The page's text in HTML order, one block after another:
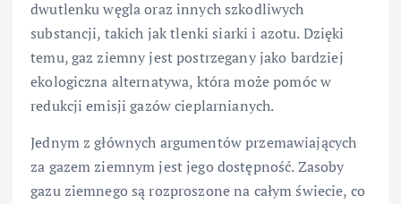
dwutlenku węgla oraz innych szkodliwych
substancji, takich jak tlenki siarki i azotu. Dzięki
temu, gaz ziemny jest postrzegany jako bardziej
ekologiczna alternatywa, która może pomóc w
redukcji emisji gazów cieplarnianych.
Jednym z głównych argumentów przemawiających
za gazem ziemnym jest jego dostępność. Zasoby
gazu ziemnego są rozproszone na całym świecie, co